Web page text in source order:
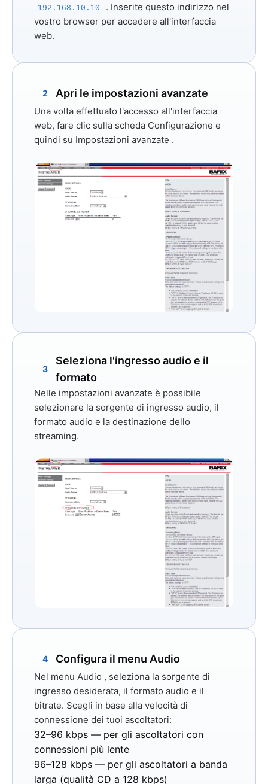
192.168.10.10
. Inserite questo indirizzo nel
vostro browser per accedere all'interfaccia
web.
2 Apri le impostazioni avanzate
Una volta effettuato l'accesso all'interfaccia
web, fare clic sulla scheda Configurazione e
quindi su Impostazioni avanzate .
3
Seleziona l'ingresso audio e il
formato
Nelle impostazioni avanzate è possibile
selezionare la sorgente di ingresso audio, il
formato audio e la destinazione dello
streaming.
4 Configura il menu Audio
Nel menu Audio , seleziona la sorgente di
ingresso desiderata, il formato audio e il
bitrate. Scegli in base alla velocità di
connessione dei tuoi ascoltatori:
32–96 kbps — per gli ascoltatori con
connessioni più lente
96–128 kbps — per gli ascoltatori a banda
larga (qualità CD a 128 kbps)